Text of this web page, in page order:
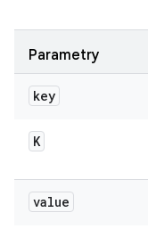
Parametry
key
K
value